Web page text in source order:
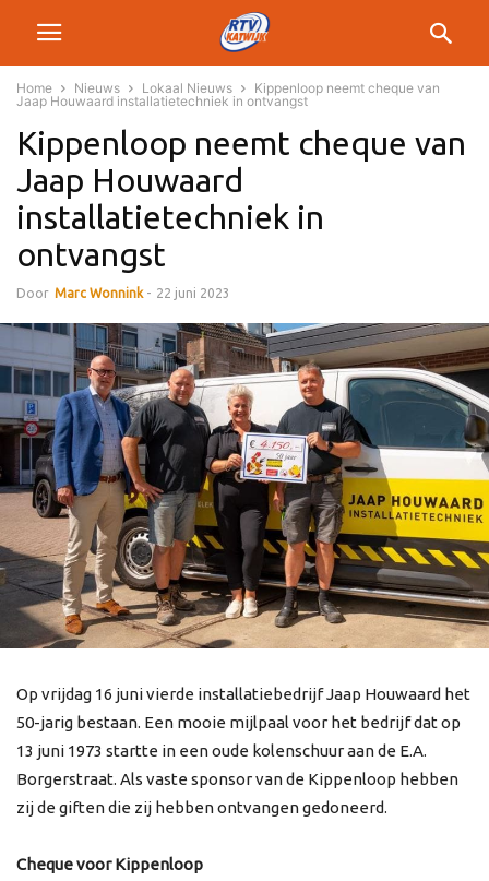
Home Nieuws Lokaal Nieuws
Kippenloop neemt cheque van
Jaap Houwaard installatietechniek in ontvangst
Kippenloop neemt cheque van
Jaap Houwaard
installatietechniek in
ontvangst
Door Marc Wonnink - 22 juni 2023
Op vrijdag 16 juni vierde installatiebedrijf Jaap Houwaard het
50-jarig bestaan. Een mooie mijlpaal voor het bedrijf dat op
13 juni 1973 startte in een oude kolenschuur aan de E.A.
Borgerstraat. Als vaste sponsor van de Kippenloop hebben
zij de giften die zij hebben ontvangen gedoneerd.
Cheque voor Kippenloop